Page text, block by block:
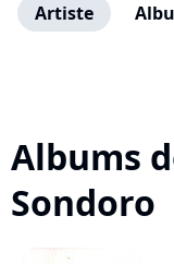
Artiste
Albums
Sondoro